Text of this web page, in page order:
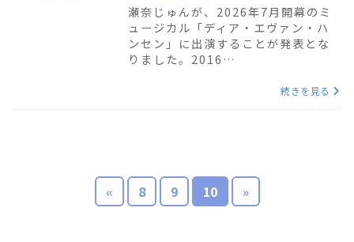
瀬奈じゅんが、2026年7月開幕のミ
ュージカル「ディア・エヴァン・ハ
ンセン」に出演することが発表とな
りました。2016…
続きを見る
« 8 9 10 »